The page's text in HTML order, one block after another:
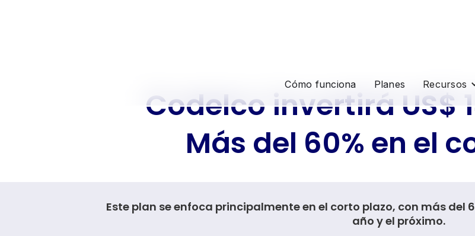
Cómo funciona Planes Recursos
Codelco invertirá US$
Más del 60% en el
Este plan se enfoca principalmente en el corto plazo, con más
año y el próximo.